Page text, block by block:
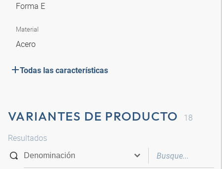
Forma E
Material
Acero
Todas las características
VARIANTES DE PRODUCTO
18
Resultados